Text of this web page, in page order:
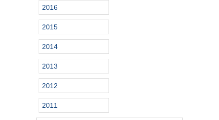
2016
2015
2014
2013
2012
2011